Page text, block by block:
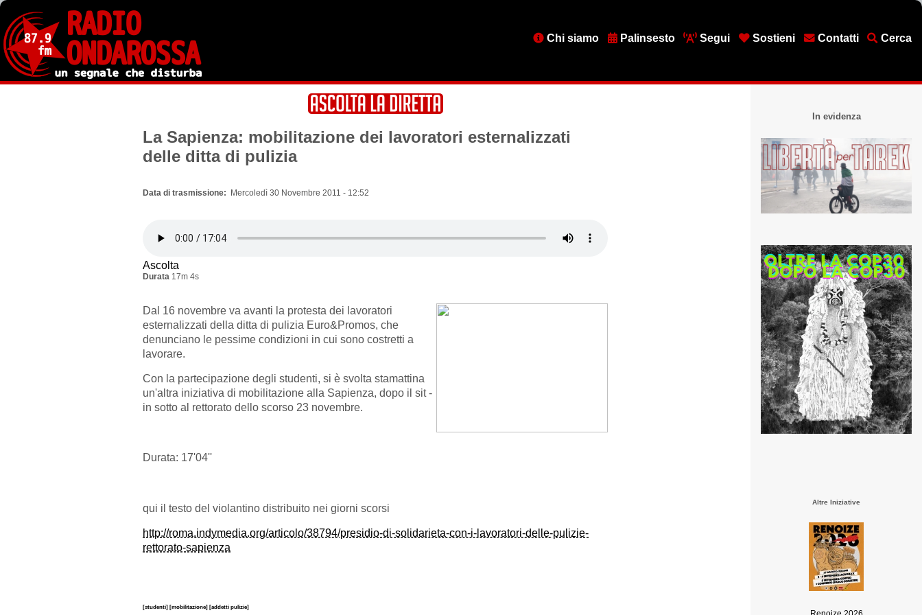
Salta
contenuto
principale
MenuChi siamo Palinsesto Segui Sostieni Contatti Cerca
La Sapienza: mobilitazione dei lavoratori esternalizzati
delle ditta di pulizia
Data di trasmissione Mercoledì 30 Novembre 2011 - 12:52
Ascolta
Durata 17m 4s
Dal 16 novembre va avanti la protesta dei lavoratori
esternalizzati della ditta di pulizia Euro&Promos, che
denunciano le pessime condizioni in cui sono costretti a
lavorare.
Con la partecipazione degli studenti, si è svolta stamattina
un'altra iniziativa di mobilitazione alla Sapienza, dopo il sit -
in sotto al rettorato dello scorso 23 novembre.
Durata: 17'04''
qui il testo del violantino distribuito nei giorni scorsi
http://roma.indymedia.org/articolo/38794/presidio-di-solidarieta-con-i-lavoratori-delle-pulizie-
rettorato-sapienza
[studenti] [mobilitazione] [addetti pulizie]
In evidenza
Altre Iniziative